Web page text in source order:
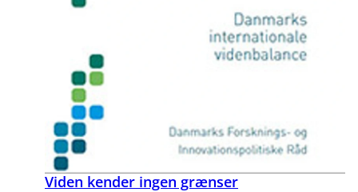
Viden kender ingen grænser